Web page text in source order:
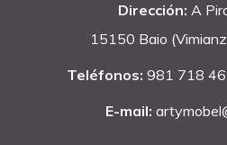
Dirección: A
15150 Baio
Teléfonos: 981 718
E-mail: